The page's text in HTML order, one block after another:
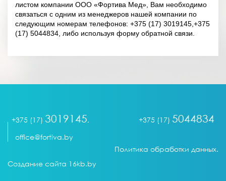
листом компании ООО «Фортива Мед», Вам необходимо
связаться с одним из менеджеров нашей компании по
следующим номерам телефонов: +375 (17) 3019145,+375
(17) 5044834, либо используя форму обратной связи.
+375 (17) 3019145, +375 (17) 5044834
office@fortiva.by
Политика обработки данных.
Создание сайта 16kb.by